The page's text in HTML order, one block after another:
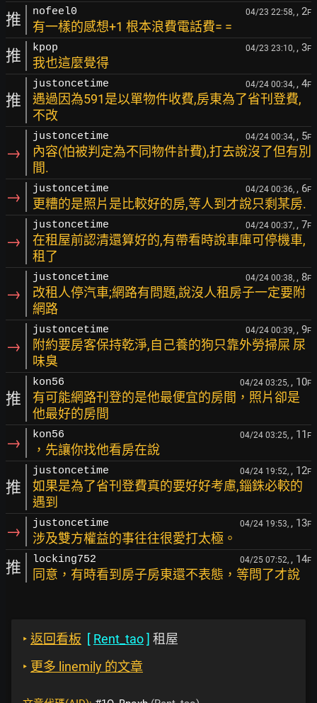
推 nofeel0 04/23 22:58, , 2F
有一樣的感想+1 根本浪費電話費= =
推 kpop 04/23 23:10, , 3F
我也這麼覺得
推
justoncetime 04/24 00:34, , 4F
遇過因為591是以單物件收費,房東為了省刊登費,
不改
→
justoncetime 04/24 00:34, , 5F
內容(怕被判定為不同物件計費),打去說沒了但有別
間.
→ justoncetime 04/24 00:36, , 6F
更糟的是照片是比較好的房,等人到才說只剩某房.
→
justoncetime 04/24 00:37, , 7F
在租屋前認清還算好的,有帶看時說車庫可停機車,
租了
→
justoncetime 04/24 00:38, , 8F
改租人停汽車;網路有問題,說沒人租房子一定要附
網路
→
justoncetime 04/24 00:39, , 9F
附約要房客保持乾淨,自己養的狗只靠外勞掃屎 尿
味臭
推
kon56 04/24 03:25, , 10F
有可能網路刊登的是他最便宜的房間，照片卻是
他最好的房間
→ kon56 04/24 03:25, , 11 F
，先讓你找他看房在說
推
justoncetime 04/24 19:52, , 12F
如果是為了省刊登費真的要好好考慮,錙銖必較的
遇到
→ justoncetime 04/24 19:53, , 13F
涉及雙方權益的事往往很愛打太極。
推 locking752 04/25 07:52, , 14F
同意，有時看到房子房東還不表態，等問了才說
‣ 返回看板 [ Rent_tao] 租屋
‣ 更多 linemily 的文章